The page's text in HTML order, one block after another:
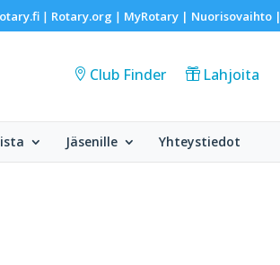
| Rotary.org | MyRotary | Nuorisovaihto|
Club Finder Lahjoita
Jäsenille Yhteystiedot